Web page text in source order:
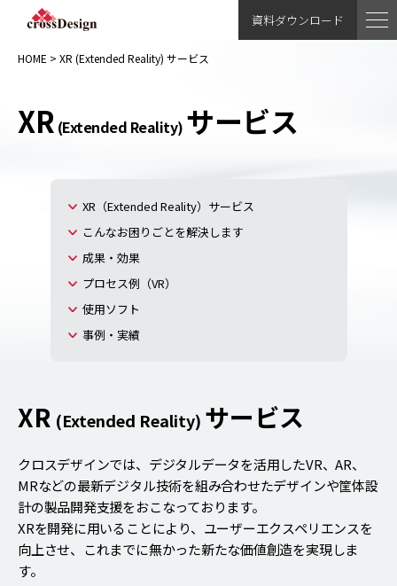
資料ダウンロード
HOME > XR (Extended Reality) サービス
XR (Extended Reality) サービス
XR（Extended Reality）サービス
こんなお困りごとを解決します
成果・効果
プロセス例（VR）
使用ソフト
事例・実績
XR (Extended Reality) サービス
クロスデザインでは、デジタルデータを活用したVR、AR、
MRなどの最新デジタル技術を組み合わせたデザインや筐体設
計の製品開発支援をおこなっております。
XRを開発に用いることにより、ユーザーエクスペリエンスを
向上させ、これまでに無かった新たな価値創造を実現しま
す。